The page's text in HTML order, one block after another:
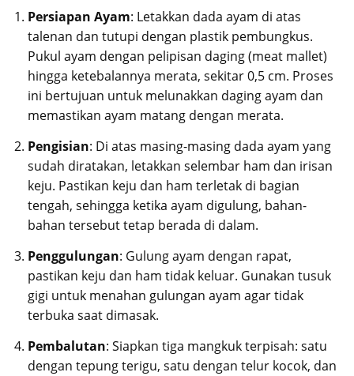
Persiapan Ayam: Letakkan dada ayam di atas
talenan dan tutupi dengan plastik pembungkus.
Pukul ayam dengan pelipisan daging (meat mallet)
hingga ketebalannya merata, sekitar 0,5 cm. Proses
ini bertujuan untuk melunakkan daging ayam dan
memastikan ayam matang dengan merata.
Pengisian: Di atas masing-masing dada ayam yang
sudah diratakan, letakkan selembar ham dan irisan
keju. Pastikan keju dan ham terletak di bagian
tengah, sehingga ketika ayam digulung, bahan-
bahan tersebut tetap berada di dalam.
Penggulungan: Gulung ayam dengan rapat,
pastikan keju dan ham tidak keluar. Gunakan tusuk
gigi untuk menahan gulungan ayam agar tidak
terbuka saat dimasak.
Pembalutan: Siapkan tiga mangkuk terpisah: satu
dengan tepung terigu, satu dengan telur kocok, dan